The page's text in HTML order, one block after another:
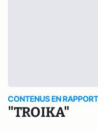
CONTENUS EN
"TROIKA"